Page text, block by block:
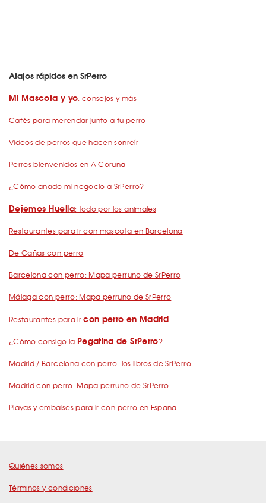
Atajos rápidos en SrPerro
Mi Mascota y yo: consejos y más
Cafés para merendar junto a tu perro
Vídeos de perros que hacen sonreír
Perros bienvenidos en A Coruña
¿Cómo añado mi negocio a SrPerro?
Dejemos Huella: todo por los animales
Restaurantes para ir con mascota en Barcelona
De Cañas con perro
Barcelona con perro: Mapa perruno de SrPerro
Málaga con perro: Mapa perruno de SrPerro
Restaurantes para ircon perro en Madrid
¿Cómo consigo la Pegatina de SrPerro?
Madrid / Barcelona con perro: los libros de SrPerro
Madrid con perro: Mapa perruno de SrPerro
Playas y embalses para ir con perro en España
Quiénes somos
Términos y condiciones